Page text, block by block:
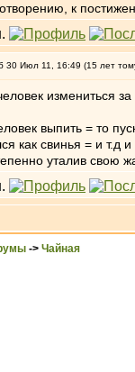
к
30 Июл 11, 16:49 (15 лет
измениться
выпить = то
как свинья = и т.д и
уталив свою
-> Чайная